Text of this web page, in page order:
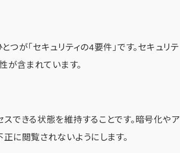
が「セキュリティの4要件」です。セキュリテ
が含まれています。
できる状態を維持することです。暗号化やア
に閲覧されないようにします。